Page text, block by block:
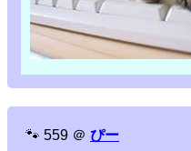
🐾 559 ＠ ぴー